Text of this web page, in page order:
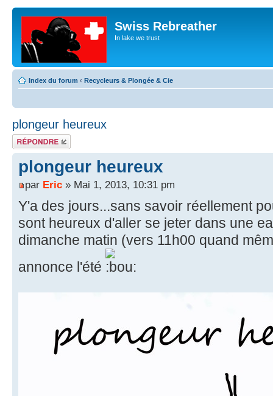
Swiss Rebreather
In lake we trust
Index du forum ‹ Recycleurs & Plongée & Cie
plongeur heureux
Répondre
plongeur heureux
par Eric » Mai 1, 2013, 10:31 pm
Y'a des jours...sans savoir réellement
sont heureux d'aller se jeter dans une
dimanche matin (vers 11h00 quand
annonce l'été